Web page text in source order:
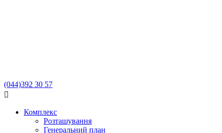
(044)392 30 57

Комплекс
Розташування
Генеральний план